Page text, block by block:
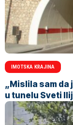
IMOTSKA KRAJINA
„Mislila sam da
u tunelu Sveti